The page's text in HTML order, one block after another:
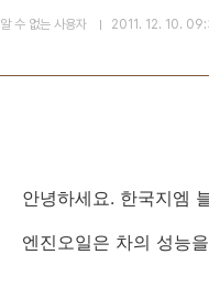
알 수 없는 사용자 2011. 12. 10.
안녕하세요. 한국지엠
엔진오일은 차의 성능